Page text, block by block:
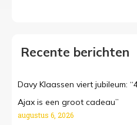
Recente berichten
Davy Klaassen viert jubileum:
Ajax is een groot cadeau”
augustus 6, 2026